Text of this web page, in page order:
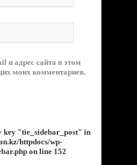
и адрес сайта в этом
моих комментариев.
key "tie_sidebar_post" in
httpdocs/wp-
on line 152